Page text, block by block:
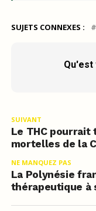
SUJETS CONNEXES :
Qu'est
SUIVANT
Le THC
mortelles de la
NE MANQUEZ PAS
La Polynésie
thérapeutique à